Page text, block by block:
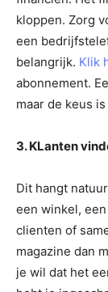
kloppen. Zorg
een
belangrijk. Klik
abonnement.
maar de keus is
3. KLanten
Dit hangt
een winkel,
clienten of
magazine dan
je wil dat het